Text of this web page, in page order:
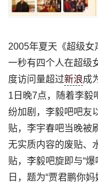
2005年夏天《超级
一秒有四个人在超级
度访问量超过新浪成
1日晚7点，随着李毅
纷加剧，李毅吧吧友
贴，李宇春吧当晚被
无实质内容的废贴、
贴，李毅吧旋即与“
日，题为“贾君鹏你